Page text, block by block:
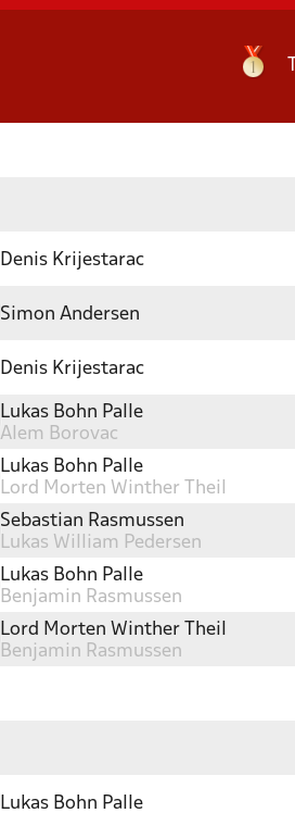
Denis Krijestarac
Simon Andersen
Denis Krijestarac
Lukas Bohn Palle
Alem Borovac
Lukas Bohn Palle
Lord Morten Winther Theil
Sebastian Rasmussen
Lukas William Pedersen
Lukas Bohn Palle
Benjamin Rasmussen
Lord Morten Winther Theil
Benjamin Rasmussen
Lukas Bohn Palle